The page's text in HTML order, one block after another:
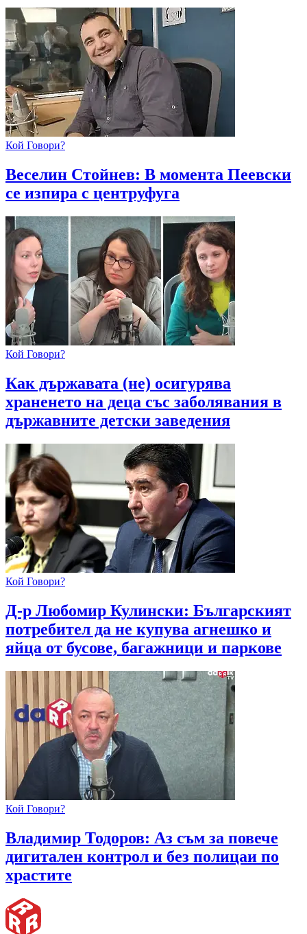
Кой Говори?
Веселин Стойнев: В момента Пеевски
се изпира с центруфуга
Кой Говори?
Как държавата (не) осигурява
храненето на деца със заболявания в
държавните детски заведения
Кой Говори?
Д-р Любомир Кулински: Българският
потребител да не купува агнешко и
яйца от бусове, багажници и паркове
Кой Говори?
Владимир Тодоров: Аз съм за повече
дигитален контрол и без полицаи по
храстите